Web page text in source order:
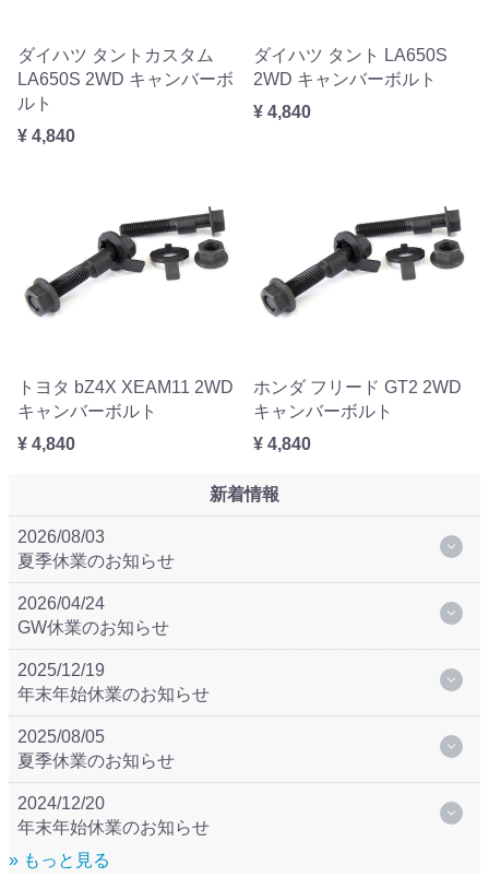
ダイハツ タントカスタム
LA650S 2WD キャンバーボ
ルト
¥ 4,840
ダイハツ タント LA650S
2WD キャンバーボルト
¥ 4,840
トヨタ bZ4X XEAM11 2WD
キャンバーボルト
¥ 4,840
ホンダ フリード GT2 2WD
キャンバーボルト
¥ 4,840
新着情報
2026/08/03
夏季休業のお知らせ
2026/04/24
GW休業のお知らせ
2025/12/19
年末年始休業のお知らせ
2025/08/05
夏季休業のお知らせ
2024/12/20
年末年始休業のお知らせ
» もっと見る